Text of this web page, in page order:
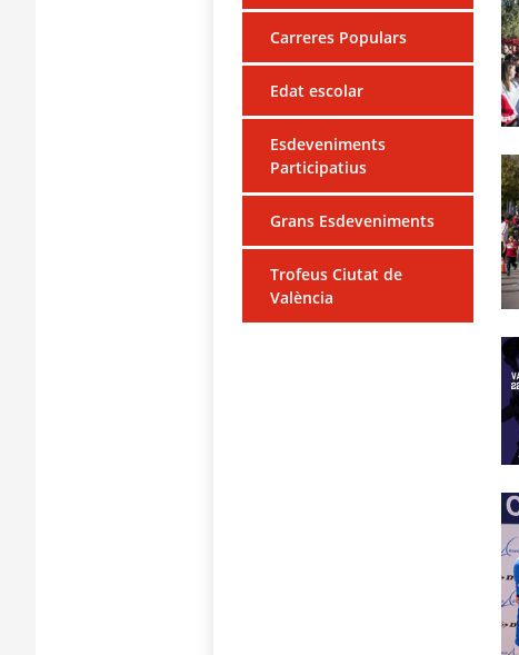
Carreres Populars
Edat escolar
Esdeveniments
Participatius
Grans Esdeveniments
Trofeus Ciutat de
València